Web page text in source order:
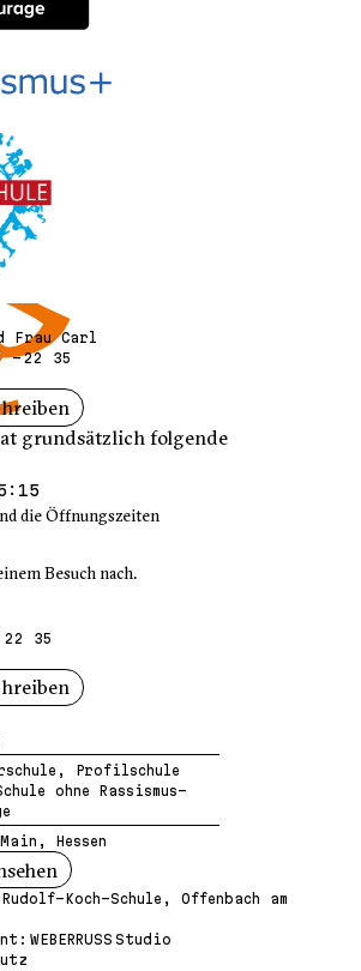
Frau Carl
- 22 35
grundsätzlich folgende
die Öffnungszeiten
Besuch nach.
22 35
Profilschule
ohne Rassismus-
Hessen
Koch-Schule, Offenbach am
WEBERRUSS Studio